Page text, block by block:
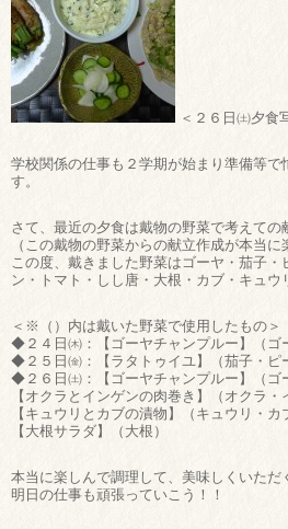
＜２６日㈯夕食
学校関係の仕事も２学期が始まり準備等で
す。
さて、最近の夕食は戴物の野菜で考えての
（この戴物の野菜からの献立作成が本当に
この度、戴きました野菜はゴーヤ・茄子
ン・トマト・しし唐・大根・カブ・キュウ
＜※（）内は戴いた野菜で使用したもの＞
◆２４日㈭：【ゴーヤチャンプルー】（ゴ
◆２５日㈮：【ラタトゥイユ】（茄子・ピ
◆２６日㈯：【ゴーヤチャンプルー】（ゴ
【オクラとインゲンの肉巻き】（オクラ・
【キュウリとカブの漬物】（キュウリ・カ
【大根サラダ】（大根）
本当に楽しんで調理して、美味しくいただ
明日の仕事も頑張っていこう！！